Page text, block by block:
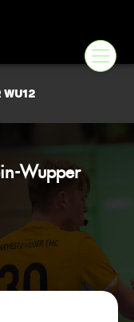
Wupper